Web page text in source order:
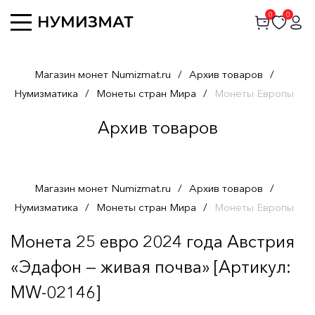
0 0
Магазин монет Numizmat.ru / Архив товаров /
Нумизматика / Монеты стран Мира / Монеты Европы
Архив товаров
Магазин монет Numizmat.ru / Архив товаров /
Нумизматика / Монеты стран Мира / Монеты Европы
Монета 25 евро 2024 года Австрия
«Эдафон — живая почва» [Артикул:
MW-02146]